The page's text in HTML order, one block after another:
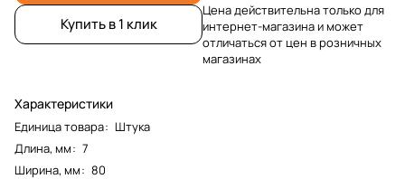
Купить в 1 клик
Характеристики
Единица товара: Штука
Длина, мм: 7
Ширина, мм: 80
Цена действительна только для
интернет-магазина и может
отличаться от цен в розничных
магазинах